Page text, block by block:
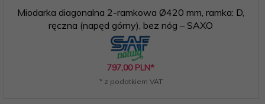
Miodarka diagonalna 2-ramkowa Ø420 mm, ramka: D,
ręczna (napęd górny), bez nóg – SAXO
797,00 PLN*
* z podatkiem VAT